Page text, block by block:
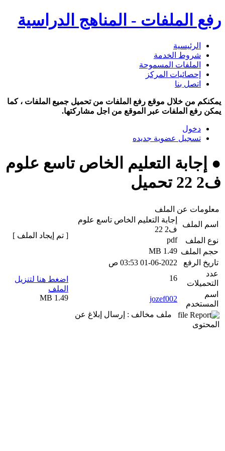
رفع الملفات - المناهج الدراسية
الرئيسية
شروط الخدمة
الملفات المسموحة
إحصائيات المركز
اتصل بنا
يمكنكم من خلال موقع رفع الملفات من تحميل جميع الملفات ، كما
يمكن رفع الملفات عبر الموقع من اجل مشاركتها.
دخول
تسجيل عضوية جديده
● إجابة التعليم الخاص تاسع علوم
ف2 22 تحميل
معلومات عن الملف
اسم الملف
إجابة التعليم الخاص تاسع علوم
ف2 22
نوع الملف
pdf
حجم الملف 1.49 MB
تاريخ الرفع
01-06-2022 03:53 ص
عدد
التحميلات
16
اسم
المستخدم
jozef002
ملف مخالف : إرسال إبلاغ عن
المحتوى
[ تم إيجاد الملف ]
اضغط هنا لتنزيل
الملف
1.49 MB